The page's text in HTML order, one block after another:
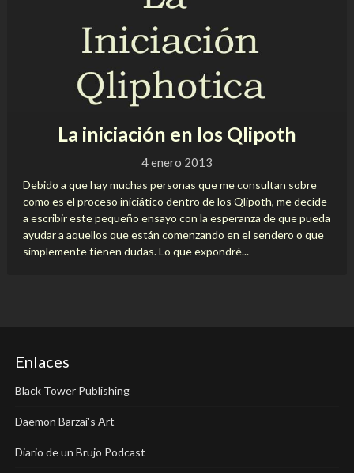
La iniciación en los Qlipoth
4 enero 2013
Debido a que hay muchas personas que me consultan sobre
como es el proceso iniciático dentro de los Qlipoth, me decide
a escribir este pequeño ensayo con la esperanza de que pueda
ayudar a aquellos que están comenzando en el sendero o que
simplemente tienen dudas. Lo que expondré...
Enlaces
Black Tower Publishing
Daemon Barzai's Art
Diario de un Brujo Podcast